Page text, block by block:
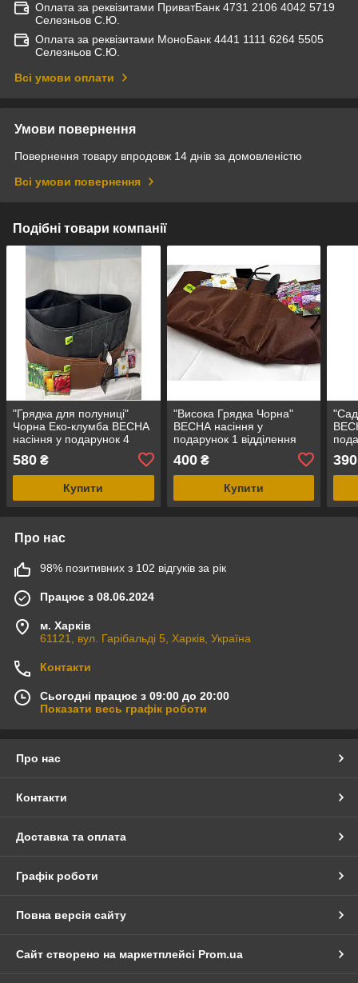
Оплата за реквізитами ПриватБанк 4731 2106 4042 5719
Селезньов С.Ю.
Оплата за реквізитами МоноБанк 4441 1111 6264 5505
Селезньов С.Ю.
Всі умови оплати
Умови повернення
Повернення товару впродовж 14 днів за домовленістю
Всі умови повернення
Подібні товари компанії
"Грядка для полуниці"
Чорна Еко-клумба ВЕСНА
насіння у подарунок 4
580 ₴
Купити
"Висока Грядка Чорна"
ВЕСНА насіння у
подарунок 1 відділення
400₴
Купити
390
Про нас
98% позитивних з 102 відгуків за рік
Працює з 08.06.2024
м. Харків
61121, вул. Гарібальді 5, Харків, Україна
Контакти
Сьогодні працює з 09:00 до 20:00
Показати весь графік роботи
Про нас
Контакти
Доставка та оплата
Графік роботи
Повна версія сайту
Сайт створено на маркетплейсі Prom.ua